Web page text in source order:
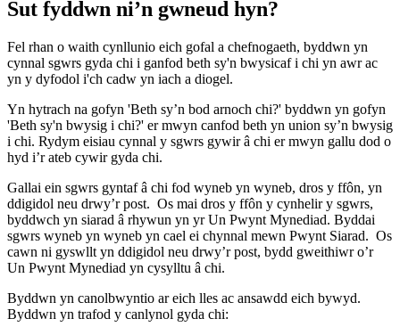
Sut fyddwn ni’n gwneud hyn?
Fel rhan o waith cynllunio eich gofal a chefnogaeth, byddwn yn
cynnal sgwrs gyda chi i ganfod beth sy'n bwysicaf i chi yn awr ac
yn y dyfodol i'ch cadw yn iach a diogel.
Yn hytrach na gofyn 'Beth sy’n bod arnoch chi?' byddwn yn gofyn
'Beth sy'n bwysig i chi?' er mwyn canfod beth yn union sy’n bwysig
i chi. Rydym eisiau cynnal y sgwrs gywir â chi er mwyn gallu dod o
hyd i’r ateb cywir gyda chi.
Gallai ein sgwrs gyntaf â chi fod wyneb yn wyneb, dros y ffôn, yn
ddigidol neu drwy’r post. Os mai dros y ffôn y cynhelir y sgwrs,
byddwch yn siarad â rhywun yn yr Un Pwynt Mynediad. Byddai
sgwrs wyneb yn wyneb yn cael ei chynnal mewn Pwynt Siarad. Os
cawn ni gyswllt yn ddigidol neu drwy’r post, bydd gweithiwr o’r
Un Pwynt Mynediad yn cysylltu â chi.
Byddwn yn canolbwyntio ar eich lles ac ansawdd eich bywyd.
Byddwn yn trafod y canlynol gyda chi: